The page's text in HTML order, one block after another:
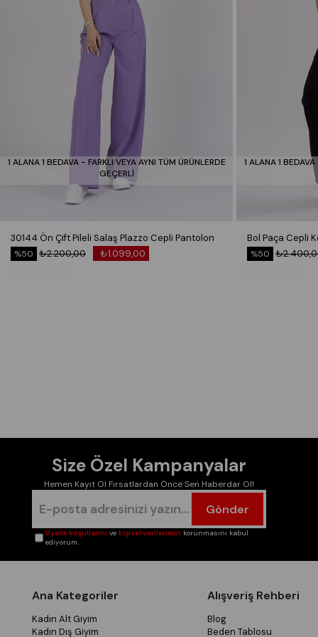
1 ALANA 1 BEDAVA - FARKLI VEYA AYNI TÜM ÜRÜNLERDE
GEÇERLİ
30144 Ön Çift Pileli Salaş Plazzo Cepli Pantolon
₺1.099,00
₺2.200,00
%50
1 ALANA 1
%50
Size Özel Kampanyalar
Hemen Kayıt Ol Fırsatlardan Önce Sen Haberdar Ol!
Gönder
Üyelik koşullarını vekişisel verilerimin korunmasını kabul
ediyorum.
Ana Kategoriler
Kadın Alt Giyim
Kadın Dış Giyim
Alışveriş Rehberi
Blog
Beden Tablosu